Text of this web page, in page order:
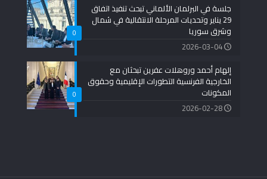
0
جلسة في البرلمان الألماني تبحث تنفيذ اتفاق
29 يناير وتحديات المرحلة الانتقالية في شمال
وشرق سوريا
2026-03-04
0
إلهام أحمد وروهلات عفرين تبحثان مع
الخارجية الفرنسية التطورات الإقليمية وحقوق
المكونات
2026-02-28